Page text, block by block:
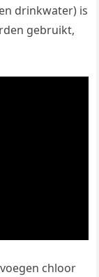
drinkwater) is
gebruikt,
chloor